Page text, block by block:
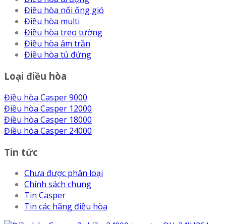
Điều hòa nối ống gió
Điều hòa multi
Điều hòa treo tường
Điều hòa âm trần
Điều hòa tủ đứng
Loại điều hòa
Điều hòa Casper 9000
Điều hòa Casper 12000
Điều hòa Casper 18000
Điều hòa Casper 24000
Tin tức
Chưa được phân loại
Chính sách chung
Tin Casper
Tin các hãng điều hòa